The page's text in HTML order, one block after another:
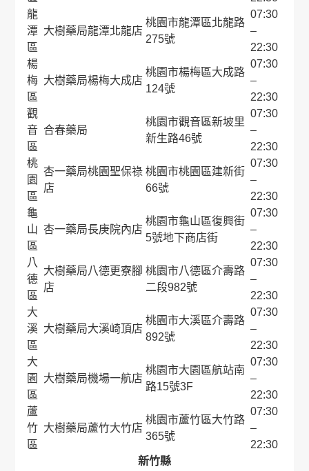
龍
潭
區
大樹藥局龍潭北龍店
桃園市龍潭區北龍路
275號
07:30
–
22:30
楊
梅
區
大樹藥局楊梅大成店
桃園市楊梅區大成路
124號
07:30
–
22:30
觀
音
區
合春藥局
桃園市觀音區新坡里
新生路46號
07:30
–
22:30
桃
園
區
杏一藥局桃園聖保祿
店
桃園市桃園區建新街
66號
07:30
–
22:30
龜
山
區
杏一藥局長庚院內店
桃園市龜山區復興街
5號地下商店街
07:30
–
22:30
八
德
區
大樹藥局八德更寮腳
店
桃園市八德區介壽路
二段982號
07:30
–
22:30
大
溪
區
大樹藥局大溪崎頂店
桃園市大溪區介壽路
892號
07:30
–
22:30
大
園
區
大樹藥局機場一航店
桃園市大園區航站南
路15號3F
07:30
–
22:30
蘆
竹
區
大樹藥局蘆竹大竹店
桃園市蘆竹區大竹路
365號
07:30
–
22:30
新竹縣